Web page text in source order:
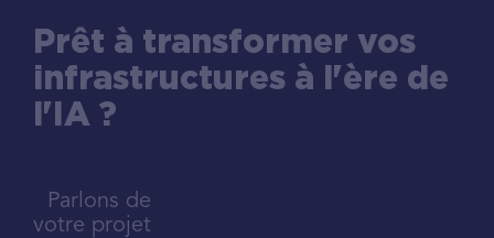
Prêt à transformer vos
infrastructures à l'ère de
l'IA ?
Parlons de
votre projet